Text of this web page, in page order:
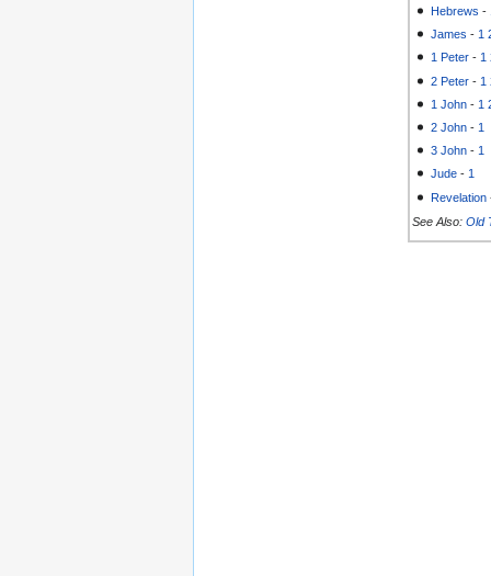
Hebrews -
James - 1
1 Peter - 1
2 Peter - 1
1 John - 1
2 John - 1
3 John - 1
Jude - 1
Revelation
See Also: Old